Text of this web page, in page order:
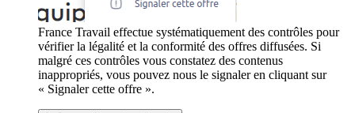
France Travail effectue systématiquement des contrôles pour
vérifier la légalité et la conformité des offres diffusées. Si
malgré ces contrôles vous constatez des contenus
inappropriés, vous pouvez nous le signaler en cliquant sur
« Signaler cette offre ».